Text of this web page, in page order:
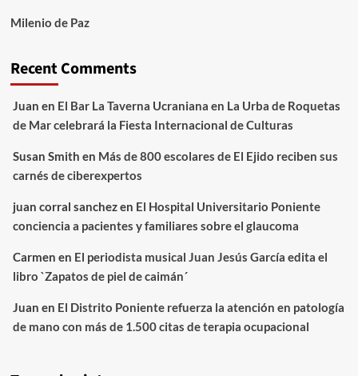
Milenio de Paz
Recent Comments
Juan en El Bar La Taverna Ucraniana en La Urba de Roquetas
de Mar celebrará la Fiesta Internacional de Culturas
Susan Smith en Más de 800 escolares de El Ejido reciben sus
carnés de ciberexpertos
juan corral sanchezen El Hospital Universitario Poniente
conciencia a pacientes y familiares sobre el glaucoma
Carmen en El periodista musical Juan Jesús García edita el
libro `Zapatos de piel de caimán´
Juan en El Distrito Poniente refuerza la atención en patología
de mano con más de 1.500 citas de terapia ocupacional